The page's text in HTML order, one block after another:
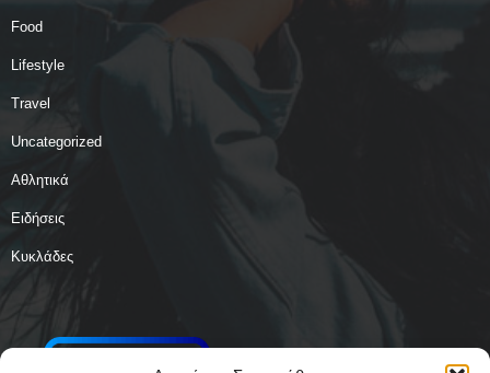
Food
Lifestyle
Travel
Uncategorized
Αθλητικά
Ειδήσεις
Κυκλάδες